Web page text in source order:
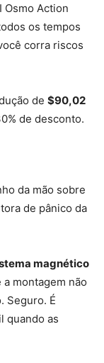
Osmo Action
os tempos
corra riscos
de $90,02
de desconto.
da mão sobre
de pânico da
magnético
montagem não
Seguro. É
quando as